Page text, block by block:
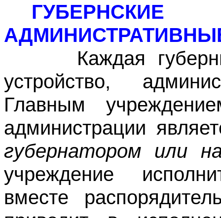
Каждая губерния
устройство,
Главным
администрации
губернатором или
учреждение
вместе